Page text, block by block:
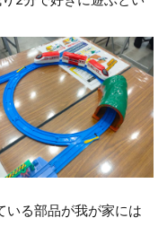
いる部品が我が家には